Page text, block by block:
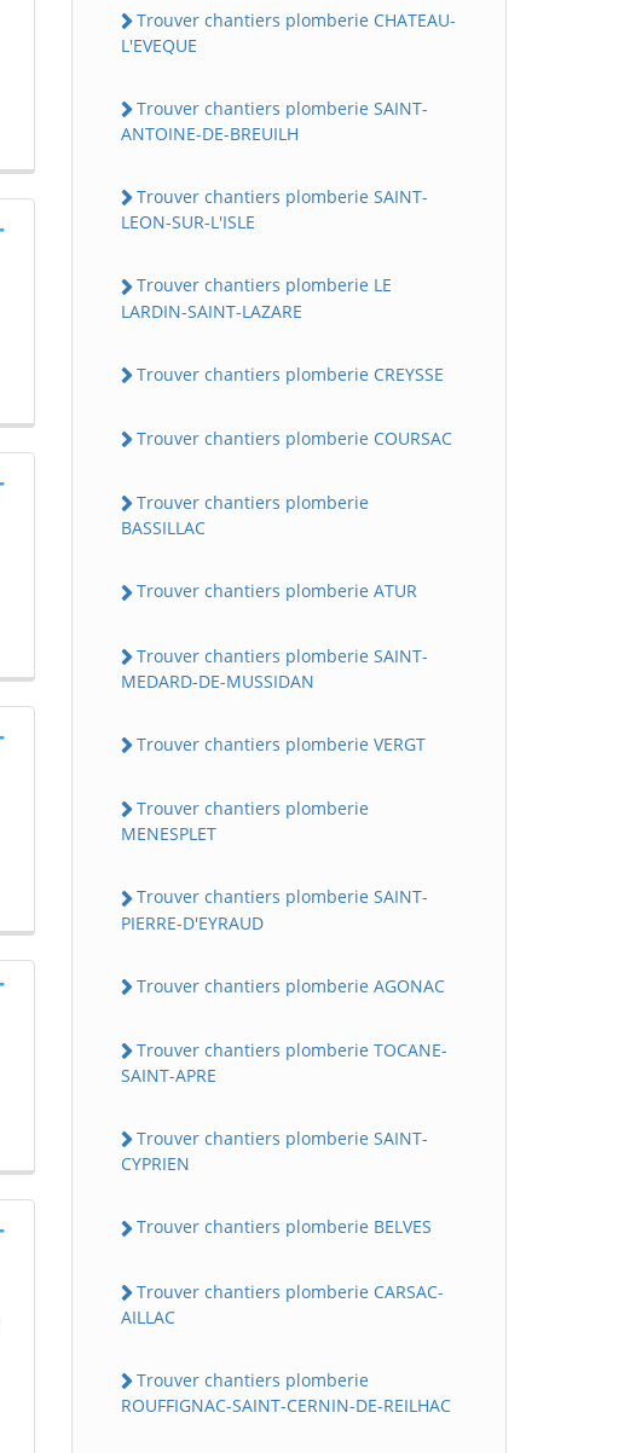
Trouver chantiers plomberie CHATEAU-
L'EVEQUE
Trouver chantiers plomberie SAINT-
ANTOINE-DE-BREUILH
Trouver chantiers plomberie SAINT-
LEON-SUR-L'ISLE
Trouver chantiers plomberie LE
LARDIN-SAINT-LAZARE
Trouver chantiers plomberie CREYSSE
Trouver chantiers plomberie COURSAC
Trouver chantiers plomberie
BASSILLAC
Trouver chantiers plomberie ATUR
Trouver chantiers plomberie SAINT-
MEDARD-DE-MUSSIDAN
Trouver chantiers plomberie VERGT
Trouver chantiers plomberie
MENESPLET
Trouver chantiers plomberie SAINT-
PIERRE-D'EYRAUD
Trouver chantiers plomberie AGONAC
Trouver chantiers plomberie TOCANE-
SAINT-APRE
Trouver chantiers plomberie SAINT-
CYPRIEN
Trouver chantiers plomberie BELVES
Trouver chantiers plomberie CARSAC-
AILLAC
Trouver chantiers plomberie
ROUFFIGNAC-SAINT-CERNIN-DE-REILHAC